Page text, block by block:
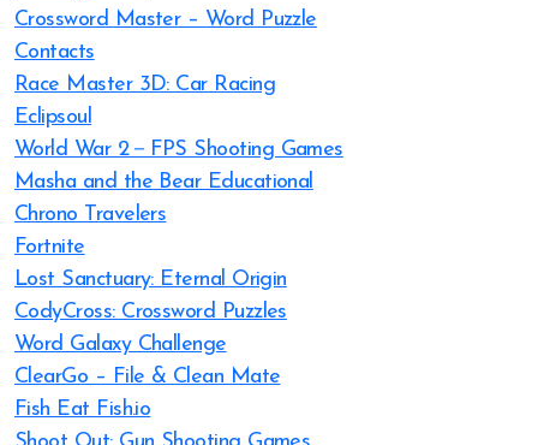
Crossword Master – Word Puzzle
Contacts
Race Master 3D: Car Racing
Eclipsoul
World War 2－FPS Shooting Games
Masha and the Bear Educational
Chrono Travelers
Fortnite
Lost Sanctuary: Eternal Origin
CodyCross: Crossword Puzzles
Word Galaxy Challenge
ClearGo – File & Clean Mate
Fish Eat Fish.io